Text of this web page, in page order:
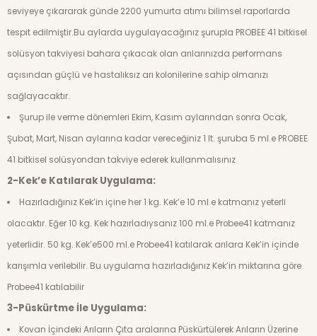
seviyeye çıkararak günde 2200 yumurta atımı bilimsel raporlarda
tespit edilmiştir.Bu aylarda uygulayacağınız şurupla PROBEE 41 bitkisel
solüsyon takviyesi bahara çıkacak olan arılarınızda performans
açısından güçlü ve hastalıksız arı kolonilerine sahip olmanızı
sağlayacaktır.
Şurup ile verme dönemleri Ekim, Kasım aylarından sonra Ocak,
Şubat, Mart, Nisan aylarına kadar vereceğiniz 1 lt. şuruba 5 ml.e PROBEE
41 bitkisel solüsyondan takviye ederek kullanmalısınız
2-Kek’e Katılarak Uygulama:
Hazırladığınız Kek’in içine her 1 kg. Kek’e 10 ml.e katmanız yeterli
olacaktır. Eğer 10 kg. Kek hazırladıysanız 100 ml.e Probee41 katmanız
yeterlidir. 50 kg. Kek’e500 ml.e Probee41 katılarak arılara Kek’in içinde
karışımla verilebilir. Bu uygulama hazırladığınız Kek’in miktarına göre
Probee41 katılabilir
3-Püskürtme İle Uygulama:
Kovan İçindeki Arıların Çıta aralarına Püskürtülerek Arıların Üzerine